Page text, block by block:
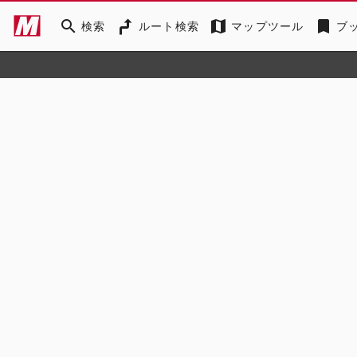
search 検索 ルート検索 map マップツール bookmark ブ